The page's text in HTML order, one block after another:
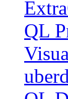
QL